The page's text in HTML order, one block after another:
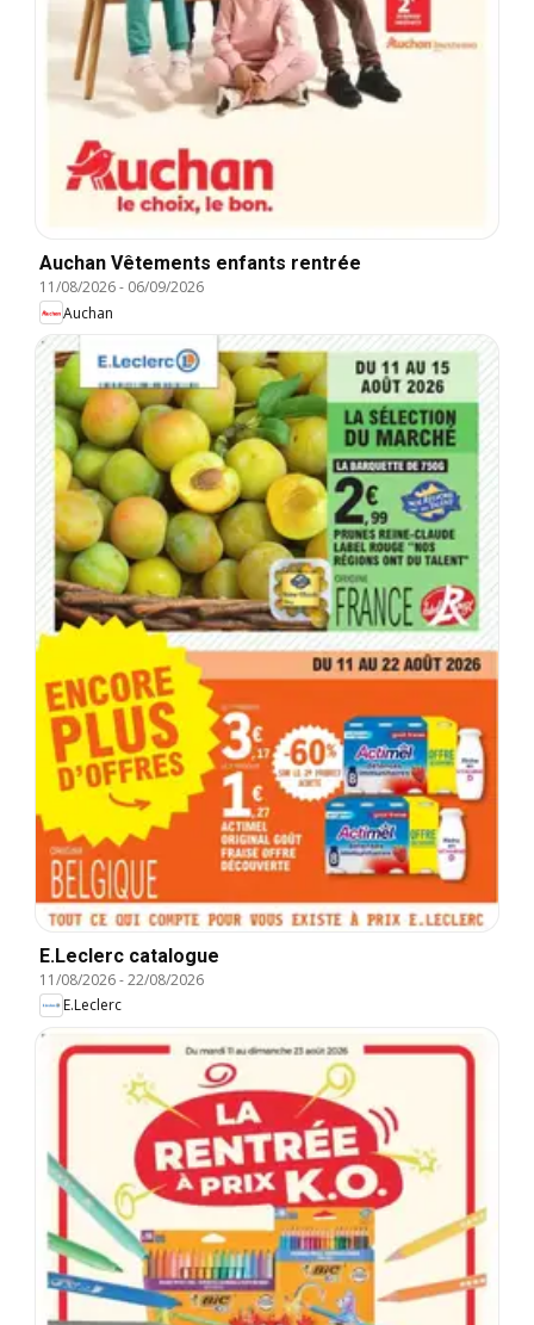
Auchan Vêtements enfants rentrée
11/08/2026- 06/09/2026
Auchan
E.Leclerc catalogue
11/08/2026-22/08/2026
E.Leclerc